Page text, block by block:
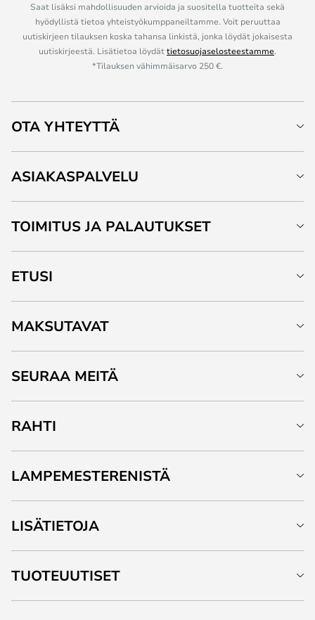
Saat lisäksi mahdollisuuden arvioida ja suositella tuotteita sekä
hyödyllistä tietoa yhteistyökumppaneiltamme. Voit peruuttaa
uutiskirjeen tilauksen koska tahansa linkistä, jonka löydät jokaisesta
uutiskirjeestä. Lisätietoa löydättietosuojaselosteestamme.
*Tilauksen vähimmäisarvo 250 €.
OTA YHTEYTTÄ
ASIAKASPALVELU
TOIMITUS JA PALAUTUKSET
ETUSI
MAKSUTAVAT
SEURAA MEITÄ
RAHTI
LAMPEMESTERENISTÄ
LISÄTIETOJA
TUOTEUUTISET